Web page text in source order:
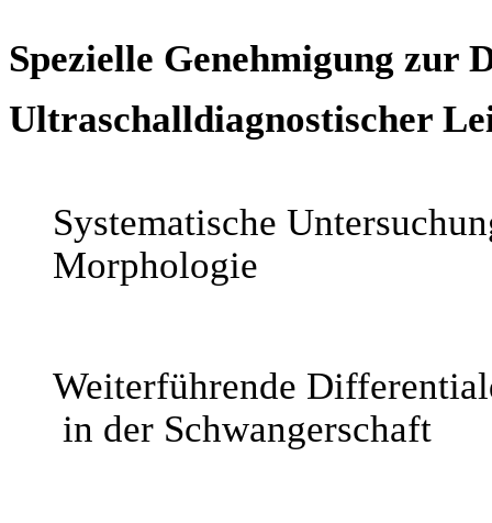
Spezielle Genehmigung zur
Ultraschalldiagnostischer
Systematische
Morphologie
Weiterführende
in der Schwangerschaft